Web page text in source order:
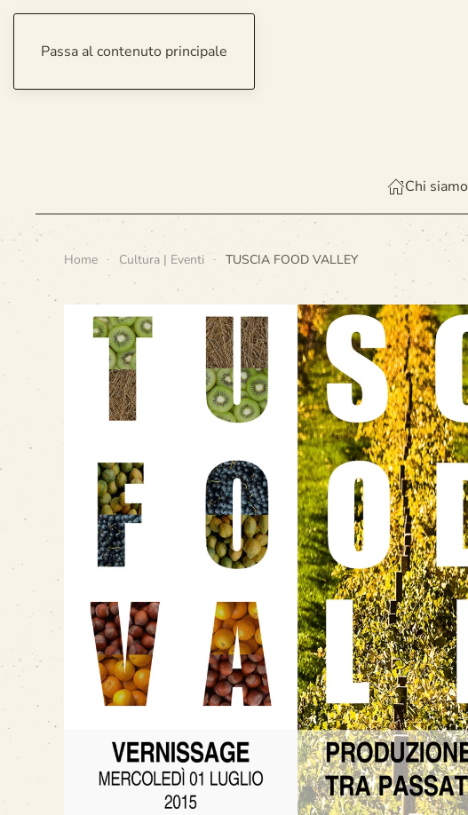
Passa al contenuto principale
Chi siamo
Home Cultura | Eventi TUSCIA FOOD VALLEY